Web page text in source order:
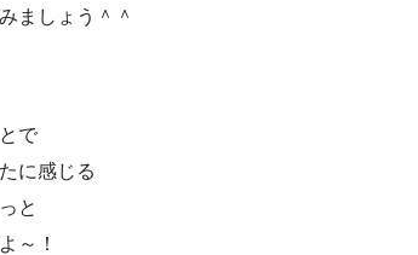
ましょう＾＾
で
に感じる
と
～！